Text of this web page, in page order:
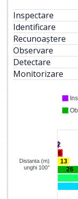
Inspectare
Identificare
Recunoaștere
Observare
Detectare
Monitorizare
2
6
13
26
Distanta (m)
unghi 100°